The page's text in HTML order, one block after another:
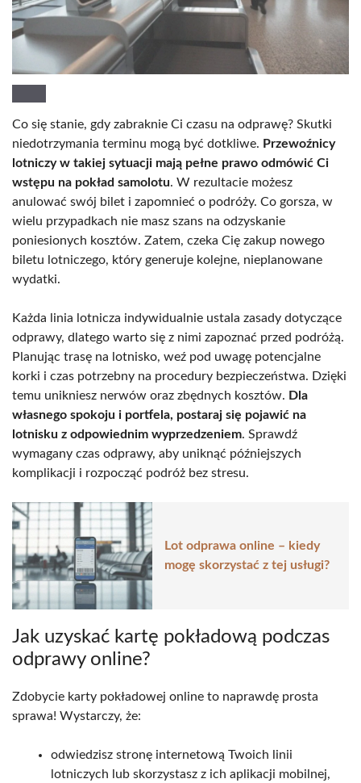
Co się stanie, gdy zabraknie Ci czasu na odprawę? Skutki
niedotrzymania terminu mogą być dotkliwe. Przewoźnicy
lotniczy w takiej sytuacji mają pełne prawo odmówić Ci
wstępu na pokład samolotu. W rezultacie możesz
anulować swój bilet i zapomnieć o podróży. Co gorsza, w
wielu przypadkach nie masz szans na odzyskanie
poniesionych kosztów. Zatem, czeka Cię zakup nowego
biletu lotniczego, który generuje kolejne, nieplanowane
wydatki.
Każda linia lotnicza indywidualnie ustala zasady dotyczące
odprawy, dlatego warto się z nimi zapoznać przed podróżą.
Planując trasę na lotnisko, weź pod uwagę potencjalne
korki i czas potrzebny na procedury bezpieczeństwa. Dzięki
temu unikniesz nerwów oraz zbędnych kosztów. Dla
własnego spokoju i portfela, postaraj się pojawić na
lotnisku z odpowiednim wyprzedzeniem. Sprawdź
wymagany czas odprawy, aby uniknąć późniejszych
komplikacji i rozpocząć podróż bez stresu.
Lot odprawa online – kiedy
mogę skorzystać z tej usługi?
Jak uzyskać kartę pokładową podczas
odprawy online?
Zdobycie karty pokładowej online to naprawdę prosta
sprawa! Wystarczy, że:
odwiedzisz stronę internetową Twoich linii
lotniczych lub skorzystasz z ich aplikacji mobilnej,